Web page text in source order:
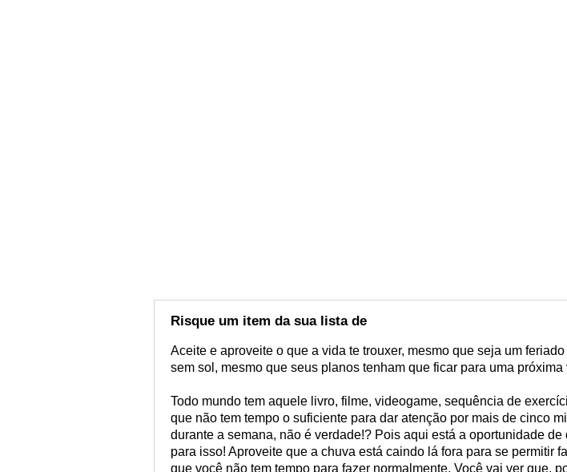
Risque um item da sua lista de
Aceite e aproveite o que a vida te trouxer, mesmo que seja um
sem sol, mesmo que seus planos tenham que ficar para uma próxima
Todo mundo tem aquele livro, filme, videogame, sequência de
que não tem tempo o suficiente para dar atenção por mais de cinco
durante a semana, não é verdade!? Pois aqui está a oportunidade de
para isso! Aproveite que a chuva está caindo lá fora para se permitir
que você não tem tempo para fazer normalmente. Você vai ver que,